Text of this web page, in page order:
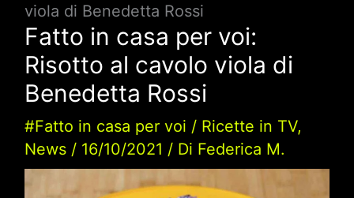
viola di Benedetta Rossi
Fatto in casa per voi:
Risotto al cavolo viola di
Benedetta Rossi
#Fatto in casa per voi / Ricette in TV,
News/ 16/10/2021 / Di Federica M.